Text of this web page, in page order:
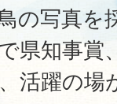
の写真を
県知事賞
活躍の場